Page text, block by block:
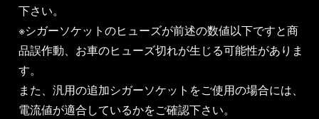
下さい。
※シガーソケットのヒューズが前述の数値以下ですと商
品誤作動、お車のヒューズ切れが生じる可能性がありま
す。
また、汎用の追加シガーソケットをご使用の場合には、
電流値が適合しているかをご確認下さい。